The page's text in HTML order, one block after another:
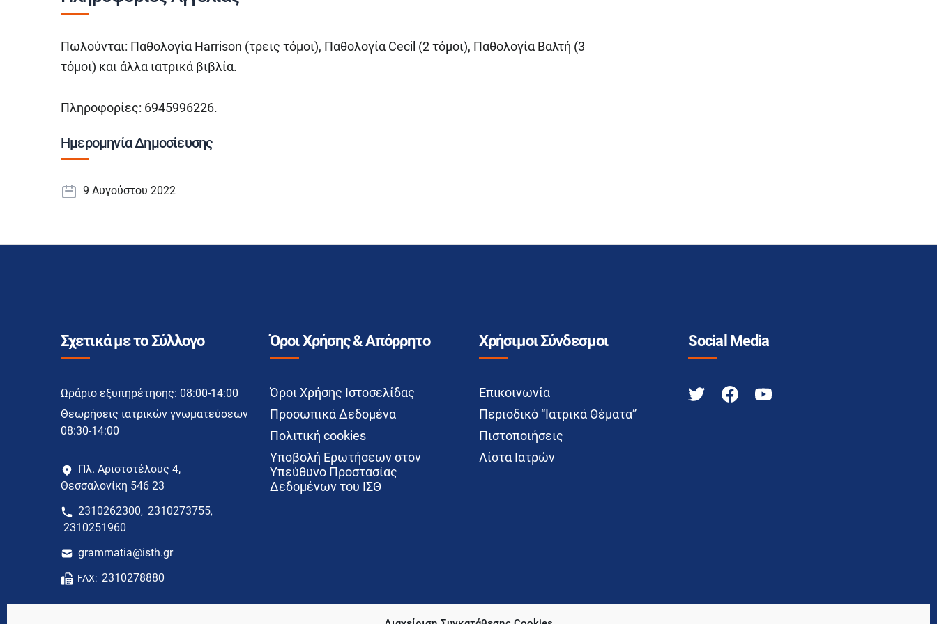
Πωλούνται: Παθολογία Harrison (τρεις τόμοι), Παθολογία Cecil (2 τόμοι), Παθολογία Βαλτή (3
τόμοι) και άλλα ιατρικά βιβλία.
Πληροφορίες: 6945996226.
Ημερομηνία Δημοσίευσης
9 Αυγούστου 2022
Σχετικά με το Σύλλογο
Ωράριο εξυπηρέτησης: 08:00-14:00
Θεωρήσεις ιατρικών γνωματεύσεων
08:30-14:00
Πλ. Αριστοτέλους 4,
Θεσσαλονίκη 546 23
2310262300, 2310273755,
2310251960
grammatia@isth.gr
FAX: 2310278880
Όροι Χρήσης & Απόρρητο
Όροι Χρήσης Ιστοσελίδας
Προσωπικά Δεδομένα
Πολιτική cookies
Υποβολή Ερωτήσεων στον
Υπεύθυνο Προστασίας
Δεδομένων του ΙΣΘ
Χρήσιμοι Σύνδεσμοι
Επικοινωνία
Περιοδικό “Ιατρικά Θέματα”
Πιστοποιήσεις
Λίστα Ιατρών
Social Media